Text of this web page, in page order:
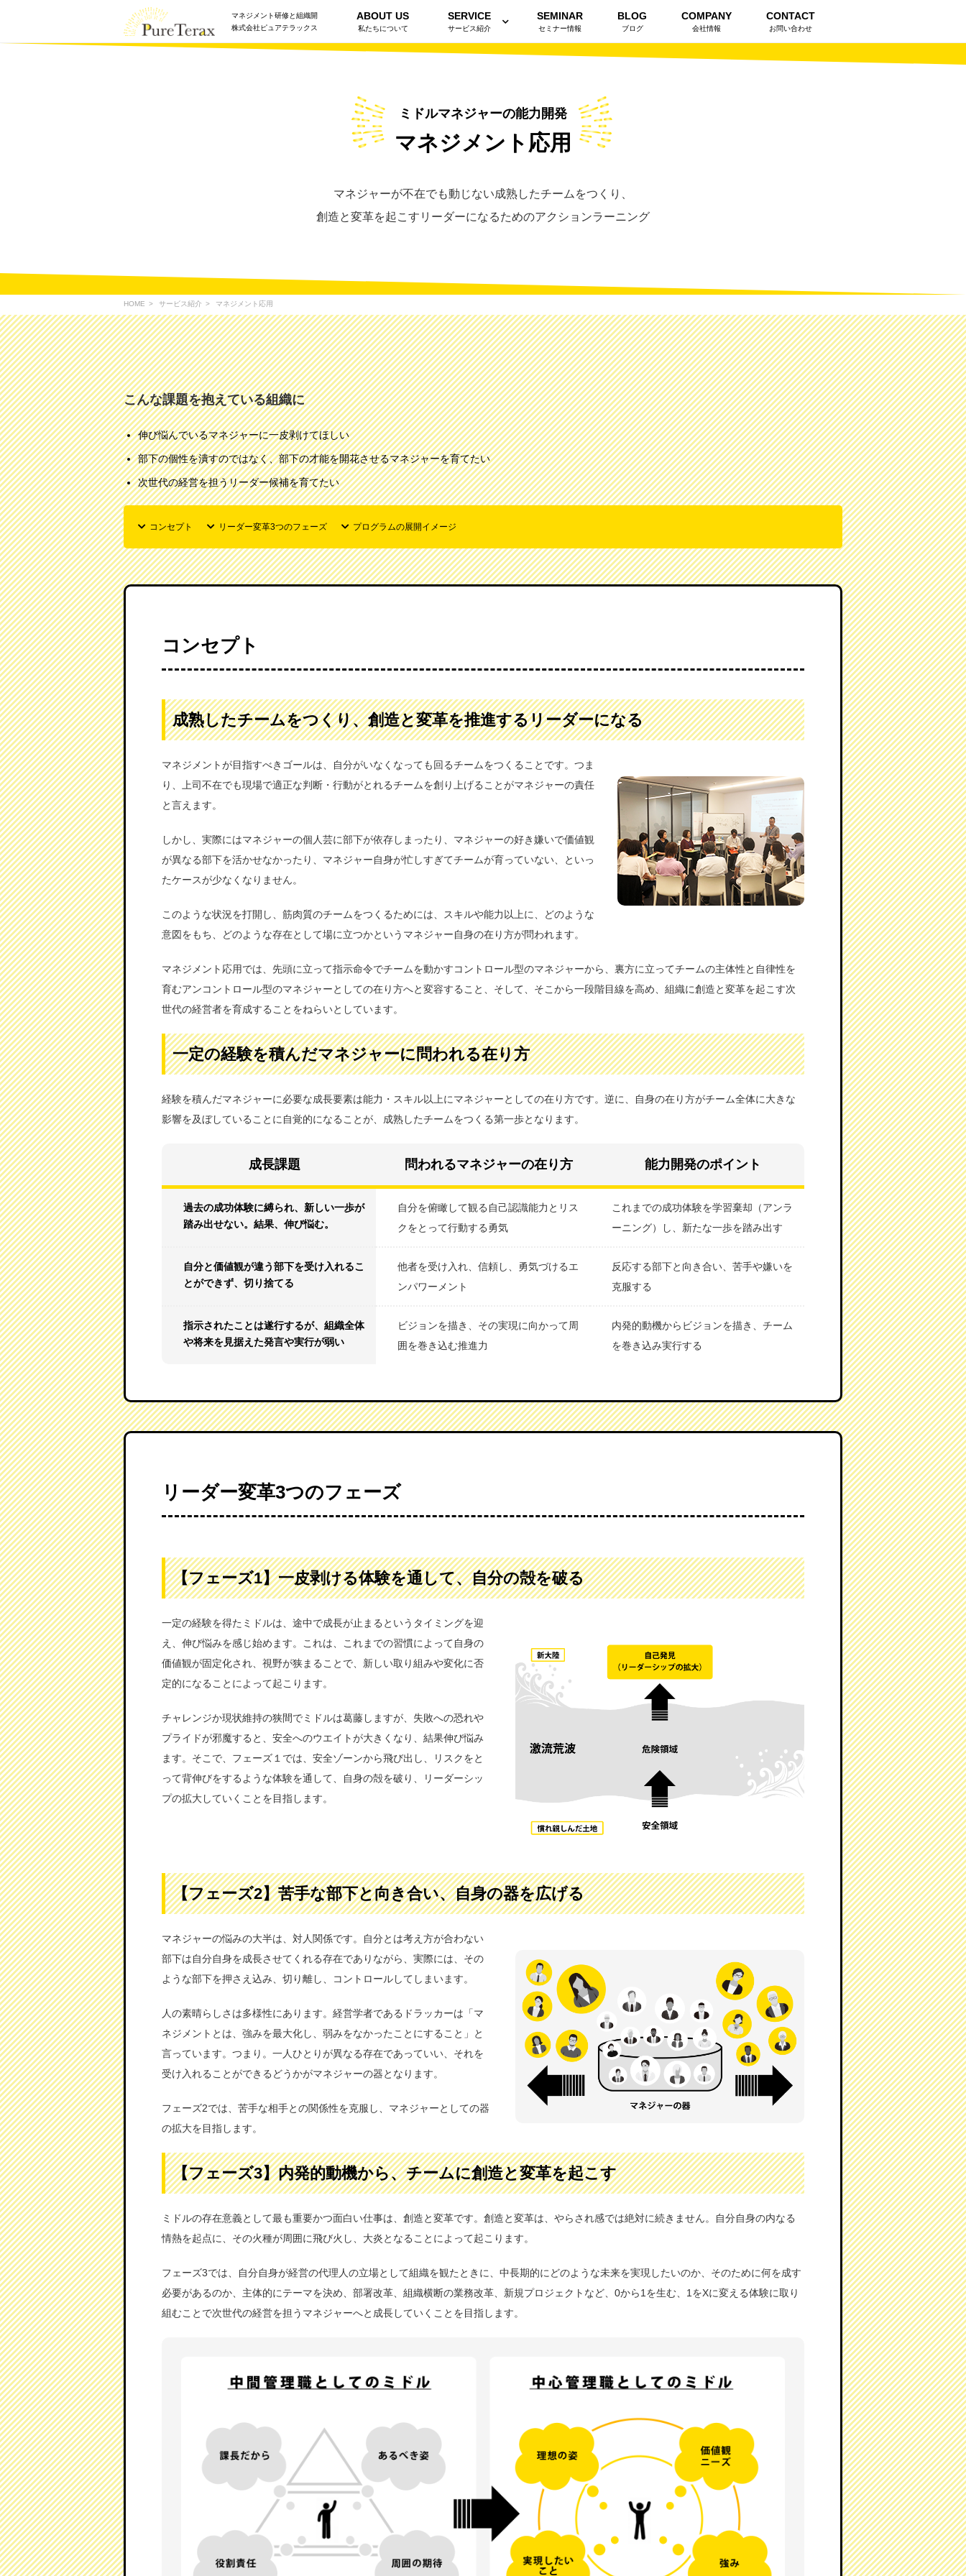
マネジメント研修と組織開
株式会社ピュアテラックス
ABOUT US
私たちについて
SERVICE
サービス紹介
SEMINAR
セミナー情報
BLOG
ブログ
COMPANY
会社情報
CONTACT
お問い合わせ
ミドルマネジャーの能力開発
マネジメント応用
マネジャーが不在でも動じない成熟したチームをつくり、
創造と変革を起こすリーダーになるためのアクションラーニング
HOME サービス紹介 マネジメント応用
こんな課題を抱えている組織に
伸び悩んでいるマネジャーに一皮剥けてほしい
部下の個性を潰すのではなく、部下の才能を開花させるマネジャーを育てたい
次世代の経営を担うリーダー候補を育てたい
コンセプト リーダー変革3つのフェーズ プログラムの展開イメージ
コンセプト
成熟したチームをつくり、創造と変革を推進するリーダーになる
マネジメントが目指すべきゴールは、自分がいなくなっても回るチームをつくることです。つま
り、上司不在でも現場で適正な判断・行動がとれるチームを創り上げることがマネジャーの責任
と言えます。
しかし、実際にはマネジャーの個人芸に部下が依存しまったり、マネジャーの好き嫌いで価値観
が異なる部下を活かせなかったり、マネジャー自身が忙しすぎてチームが育っていない、といっ
たケースが少なくなりません。
このような状況を打開し、筋肉質のチームをつくるためには、スキルや能力以上に、どのような
意図をもち、どのような存在として場に立つかというマネジャー自身の在り方が問われます。
マネジメント応用では、先頭に立って指示命令でチームを動かすコントロール型のマネジャーから、裏方に立ってチームの主体性と自律性を
育むアンコントロール型のマネジャーとしての在り方へと変容すること、そして、そこから一段階目線を高め、組織に創造と変革を起こす次
世代の経営者を育成することをねらいとしています。
一定の経験を積んだマネジャーに問われる在り方
経験を積んだマネジャーに必要な成長要素は能力・スキル以上にマネジャーとしての在り方です。逆に、自身の在り方がチーム全体に大きな
影響を及ぼしていることに自覚的になることが、成熟したチームをつくる第一歩となります。
成長課題 問われるマネジャーの在り方 能力開発のポイント
過去の成功体験に縛られ、新しい一歩が
踏み出せない。結果、伸び悩む。
自分を俯瞰して観る自己認識能力とリス
クをとって行動する勇気
これまでの成功体験を学習棄却（アンラ
ーニング）し、新たな一歩を踏み出す
自分と価値観が違う部下を受け入れるこ
とができず、切り捨てる
他者を受け入れ、信頼し、勇気づけるエ
ンパワーメント
反応する部下と向き合い、苦手や嫌いを
克服する
指示されたことは遂行するが、組織全体
や将来を見据えた発言や実行が弱い
ビジョンを描き、その実現に向かって周
囲を巻き込む推進力
内発的動機からビジョンを描き、チーム
を巻き込み実行する
リーダー変革3つのフェーズ
【フェーズ1】一皮剥ける体験を通して、自分の殻を破る
一定の経験を得たミドルは、途中で成長が止まるというタイミングを迎
え、伸び悩みを感じ始めます。これは、これまでの習慣によって自身の
価値観が固定化され、視野が狭まることで、新しい取り組みや変化に否
定的になることによって起こります。
チャレンジか現状維持の狭間でミドルは葛藤しますが、失敗への恐れや
プライドが邪魔すると、安全へのウエイトが大きくなり、結果伸び悩み
ます。そこで、フェーズ１では、安全ゾーンから飛び出し、リスクをと
って背伸びをするような体験を通して、自身の殻を破り、リーダーシッ
プの拡大していくことを目指します。
【フェーズ2】苦手な部下と向き合い、自身の器を広げる
マネジャーの悩みの大半は、対人関係です。自分とは考え方が合わない
部下は自分自身を成長させてくれる存在でありながら、実際には、その
ような部下を押さえ込み、切り離し、コントロールしてしまいます。
人の素晴らしさは多様性にあります。経営学者であるドラッカーは「マ
ネジメントとは、強みを最大化し、弱みをなかったことにすること」と
言っています。つまり。一人ひとりが異なる存在であっていい、それを
受け入れることができるどうかがマネジャーの器となります。
フェーズ2では、苦手な相手との関係性を克服し、マネジャーとしての器
の拡大を目指します。
【フェーズ3】内発的動機から、チームに創造と変革を起こす
ミドルの存在意義として最も重要かつ面白い仕事は、創造と変革です。創造と変革は、やらされ感では絶対に続きません。自分自身の内なる
情熱を起点に、その火種が周囲に飛び火し、大炎となることによって起こります。
フェーズ3では、自分自身が経営の代理人の立場として組織を観たときに、中長期的にどのような未来を実現したいのか、そのために何を成す
必要があるのか、主体的にテーマを決め、部署改革、組織横断の業務改革、新規プロジェクトなど、0から1を生む、1をXに変える体験に取り
組むことで次世代の経営を担うマネジャーへと成長していくことを目指します。